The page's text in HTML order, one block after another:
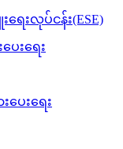
ေးလုပ်ငန်း(ESE)
ေးရေး
ပေးရေး